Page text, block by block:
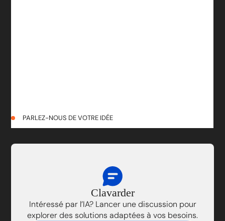
PARLEZ-NOUS DE VOTRE IDÉE
Clavarder
Intéressé par l’IA? Lancer une discussion pour
explorer des solutions adaptées à vos besoins.